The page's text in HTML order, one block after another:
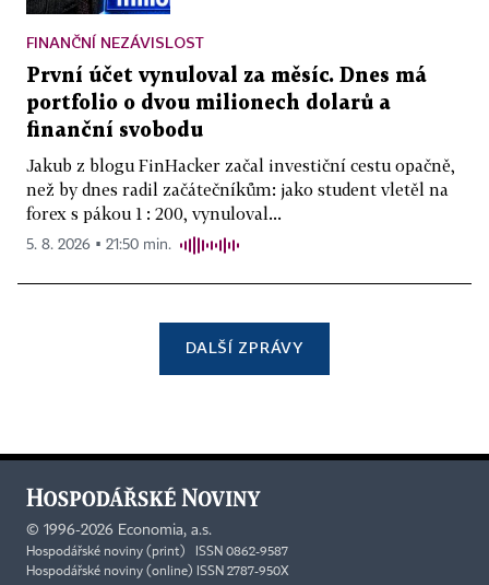
FINANČNÍ NEZÁVISLOST
První účet vynuloval za měsíc. Dnes má
portfolio o dvou milionech dolarů a
finanční svobodu
Jakub z blogu FinHacker začal investiční cestu opačně,
než by dnes radil začátečníkům: jako student vletěl na
forex s pákou 1 : 200, vynuloval...
5. 8. 2026 ▪ 21:50 min.
DALŠÍ ZPRÁVY
© 1996-2026 Economia, a.s.
Hospodářské noviny (print) ISSN 0862-9587
Hospodářské noviny (online) ISSN 2787-950X